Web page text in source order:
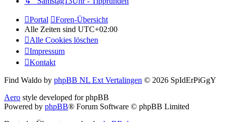
Portal
Foren-Übersicht
Alle Zeiten sind UTC+02:00
Alle Cookies löschen
Impressum
Kontakt
Find Waldo by phpBB NL Ext Vertalingen © 2026 SpIdErPiGgY
Aero style developed for phpBB
Powered by phpBB® Forum Software © phpBB Limited